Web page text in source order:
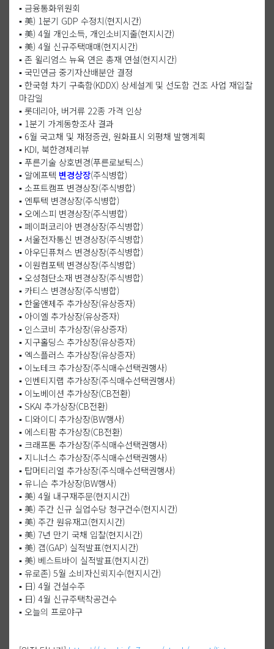
▪️ 금융통화위원회
▪️ 美) 1분기 GDP 수정치(현지시간)
▪️ 美) 4월 개인소득, 개인소비지출(현지시간)
▪️ 美) 4월 신규주택매매(현지시간)
▪️ 존 윌리엄스 뉴욕 연은 총재 연설(현지시간)
▪️ 국민연금 중기자산배분안 결정
▪️ 한국형 차기 구축함(KDDX) 상세설계 및 선도함 건조 사업 재입찰
마감일
▪️ 롯데리아, 버거류 22종 가격 인상
▪️ 1분기 가계동향조사 결과
▪️ 6월 국고채 및 재정증권, 원화표시 외평채 발행계획
▪️ KDI, 북한경제리뷰
▪️ 푸른기술 상호변경(푸른로보틱스)
▪️ 알에프텍 변경상장(주식병합)
▪️ 소프트캠프 변경상장(주식병합)
▪️ 엔투텍 변경상장(주식병합)
▪️ 오에스피 변경상장(주식병합)
▪️ 페이퍼코리아 변경상장(주식병합)
▪️ 서울전자통신 변경상장(주식병합)
▪️ 아우딘퓨쳐스 변경상장(주식병합)
▪️ 이원컴포텍 변경상장(주식병합)
▪️ 오성첨단소재 변경상장(주식병합)
▪️ 카티스 변경상장(주식병합)
▪️ 한울앤제주 추가상장(유상증자)
▪️ 아이엘 추가상장(유상증자)
▪️ 인스코비 추가상장(유상증자)
▪️ 지구홀딩스 추가상장(유상증자)
▪️ 엑스플러스 추가상장(유상증자)
▪️ 이노테크 추가상장(주식매수선택권행사)
▪️ 인벤티지랩 추가상장(주식매수선택권행사)
▪️ 이노베이션 추가상장(CB전환)
▪️ SKAI 추가상장(CB전환)
▪️ 디와이디 추가상장(BW행사)
▪️ 에스티팜 추가상장(CB전환)
▪️ 크래프톤 추가상장(주식매수선택권행사)
▪️ 지니너스 추가상장(주식매수선택권행사)
▪️ 탑머티리얼 추가상장(주식매수선택권행사)
▪️ 유니슨 추가상장(BW행사)
▪️ 美) 4월 내구재주문(현지시간)
▪️ 美) 주간 신규 실업수당 청구건수(현지시간)
▪️ 美) 주간 원유재고(현지시간)
▪️ 美) 7년 만기 국채 입찰(현지시간)
▪️ 美) 갭(GAP) 실적발표(현지시간)
▪️ 美) 베스트바이 실적발표(현지시간)
▪️ 유로존) 5월 소비자신뢰지수(현지시간)
▪️ 日) 4월 건설수주
▪️ 日) 4월 신규주택착공건수
▪️ 오늘의 프로야구